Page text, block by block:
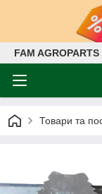
FAM AGROPARTS
Товари та